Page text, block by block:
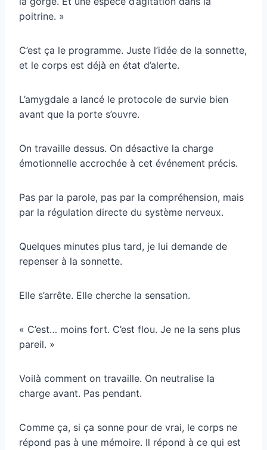
poitrine. »
C’est ça le programme. Juste l’idée de la sonnette,
et le corps est déjà en état d’alerte.
L’amygdale a lancé le protocole de survie bien
avant que la porte s’ouvre.
On travaille dessus. On désactive la charge
émotionnelle accrochée à cet événement précis.
Pas par la parole, pas par la compréhension, mais
par la régulation directe du système nerveux.
Quelques minutes plus tard, je lui demande de
repenser à la sonnette.
Elle s’arrête. Elle cherche la sensation.
« C’est… moins fort. C’est flou. Je ne la sens plus
pareil. »
Voilà comment on travaille. On neutralise la
charge avant. Pas pendant.
Comme ça, si ça sonne pour de vrai, le corps ne
répond pas à une mémoire. Il répond à ce qui est